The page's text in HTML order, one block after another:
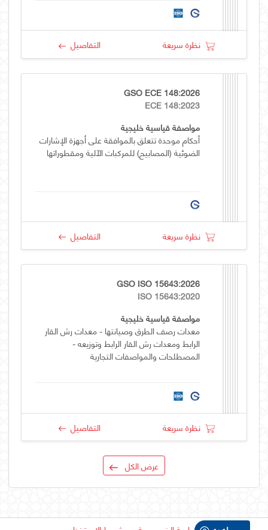
نظرة سريعة التفاصيل
GSO ECE 148:2026
ECE 148:2023
مواصفة قياسية خليجية
أحكام موحدة تتعلق بالموافقة على أجهزة الإشارات
الضوئية (المصابيح) للمركبات الآلية ومقطوراتها
نظرة سريعة التفاصيل
GSO ISO 15643:2026
ISO 15643:2020
مواصفة قياسية خليجية
معدات رصف الطرق وصيانتها - معدات رش القار
الرابط ومعدات رش القار الرابط وتوزيعه -
المصطلحات والمواصفات التجارية
نظرة سريعة التفاصيل
عرض الكل